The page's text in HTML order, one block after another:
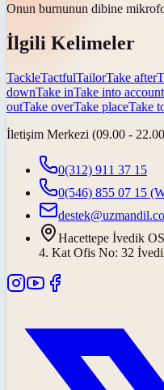
Onun burnunun dibine
İlgili Kelimeler
TackleTactfulTailorTake after
downTake inTake into account
outTake overTake placeTake
İletişim Merkezi (09.00 -
0(312) 911 37 15
0(546) 855 07 15
Hacettepe İvedik
4. Kat Ofis No: 32